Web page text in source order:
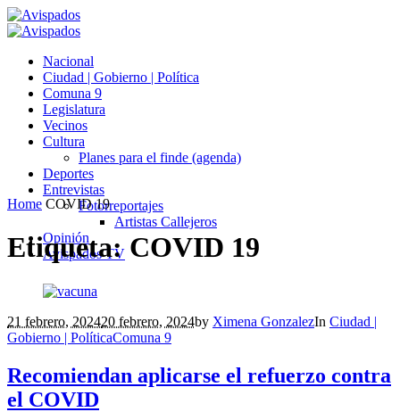
Nacional
Ciudad | Gobierno | Política
Comuna 9
Legislatura
Vecinos
Cultura
Planes para el finde (agenda)
Deportes
Entrevistas
Fotorreportajes
Artistas Callejeros
Opinión
Avispados TV
Home COVID 19
Etiqueta:COVID 19
21 febrero, 202420 febrero, 2024by Ximena GonzalezIn Ciudad |
Gobierno | PolíticaComuna 9
Recomiendan aplicarse el refuerzo contra
el COVID